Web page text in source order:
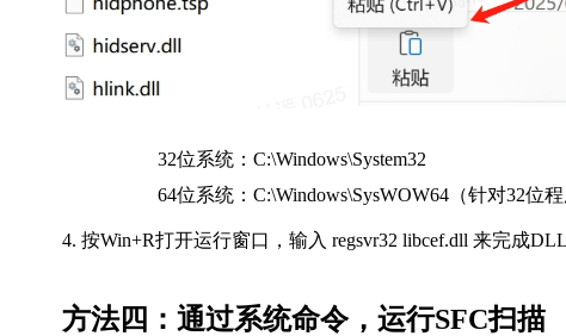
32位系统：C:\Windows\System32
64位系统：C:\Windows\SysWOW64（针对32位程
4. 按Win+R打开运行窗口，输入 regsvr32 libcef.dll 来完成
方法四：通过系统命令，运行SFC扫描